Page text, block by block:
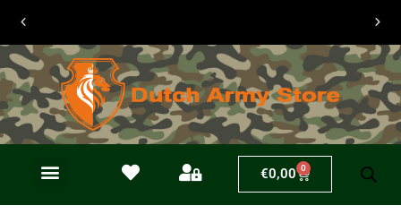
30 dagen
retouren
€0,00 0